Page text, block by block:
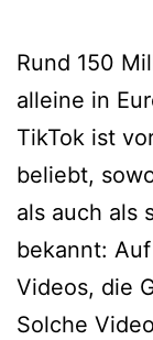
Rund 150
alleine in
TikTok ist
beliebt,
als auch als
bekannt:
Videos, die
Solche